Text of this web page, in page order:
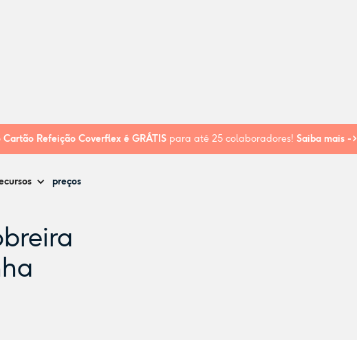
Cartão Refeição Coverflex é GRÁTIS para até 25 colaboradores! Saiba mais ->
preços